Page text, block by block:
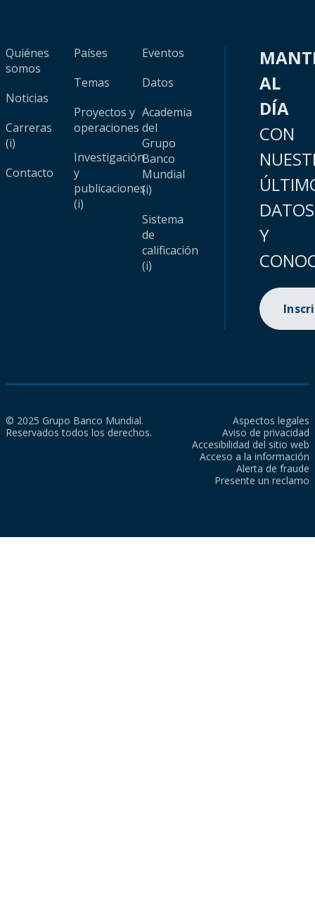
Quiénes
somos
Noticias
Carreras
(i)
Contacto
Países
Temas
Proyectos y
operaciones
Investigación
y
publicaciones
(i)
Eventos
Datos
Academia
del
Grupo
Banco
Mundial
(i)
Sistema
de
calificación
(i)
AL
DÍA
CON
DATOS
Y
© 2025 Grupo Banco Mundial.
Reservados todos los derechos.
Aspectos legales
Aviso de privacidad
Accesibilidad del sitio web
Acceso a la información
Alerta de fraude
Presente un reclamo